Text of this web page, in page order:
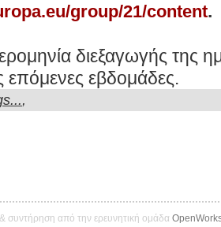
group/21/content.
διεξαγωγής της
επόμενες εβδομάδες.
,
συντήρηση από την ερευνητική ομάδα